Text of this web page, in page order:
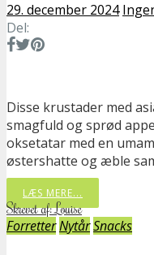
29. december 2024
Del:
Disse krustader med
smagfuld og sprød
oksetatar med en
østershatte og æble
LÆS MERE...
Skrevet af: Louise
ForretterNytårSnacks